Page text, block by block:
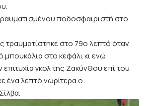
ποδοσφαιριστή στο
τραυματίστηκε στο 79ο λεπτό όταν
μπουκάλια στο κεφάλι κι ενώ
επιτυχία γκολ της Ζακύνθου επί του
ένα λεπτό νωρίτερα ο